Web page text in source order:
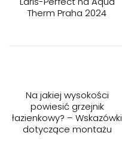
Therm Praha 2024
Na jakiej wysokości
powiesić grzejnik
łazienkowy? – Wskazówki
dotyczące montażu